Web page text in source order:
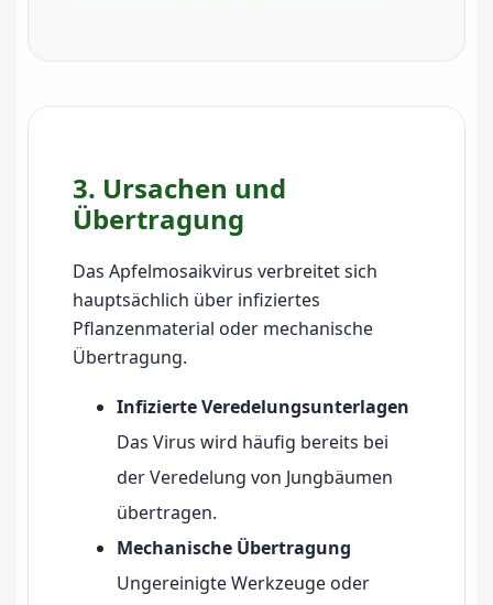
3. Ursachen und
Übertragung
Das Apfelmosaikvirus verbreitet sich
hauptsächlich über infiziertes
Pflanzenmaterial oder mechanische
Übertragung.
Infizierte Veredelungsunterlagen
Das Virus wird häufig bereits bei
der Veredelung von Jungbäumen
übertragen.
Mechanische Übertragung
Ungereinigte Werkzeuge oder